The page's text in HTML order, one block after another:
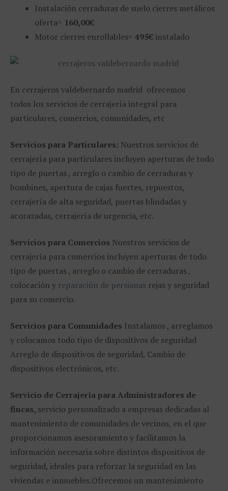
Instalación cerraduras de suelo cierres metálicos
oferta= 160,00€
Motor cierres enrollables= 495€ instalado
En cerrajeros valdebernardo madrid ofrecemos
todos los servicios de cerrajería integral para
particulares, comercios, comunidades, etc
Servicios para Particulares: Nuestros servicios de
cerrajería para particulares incluyen aperturas de todo
tipo de puertas , arreglo o cambio de cerraduras y
bombines, apertura de cajas fuertes, repuestos,
cerrajería de alta seguridad, puertas blindadas y
acorazadas, cerrajería de urgencia, etc.
Servicios para Comercios Nuestros servicios de
cerrajería para comercios incluyen aperturas de todo
tipo de puertas , arreglo o cambio de cerraduras ,
colocación y reparación de persianas rejas y seguridad
para su comercio.
Servicios para Comunidades Instalamos , arreglamos
y colocamos todo tipo de dispositivos de seguridad
Arreglo de dispositivos de seguridad, Cambio de
dispositivos electrónicos, etc.
Servicio de Cerrajería para Administradores de
fincas, servicio personalizado a empresas dedicadas al
mantenimiento de comunidades de vecinos, en el que
proporcionamos asesoramiento y facilitamos la
información necesaria sobre distintos dispositivos de
seguridad, ideales para reforzar la seguridad en las
viviendas e inmuebles.Ofrecemos un mantenimiento